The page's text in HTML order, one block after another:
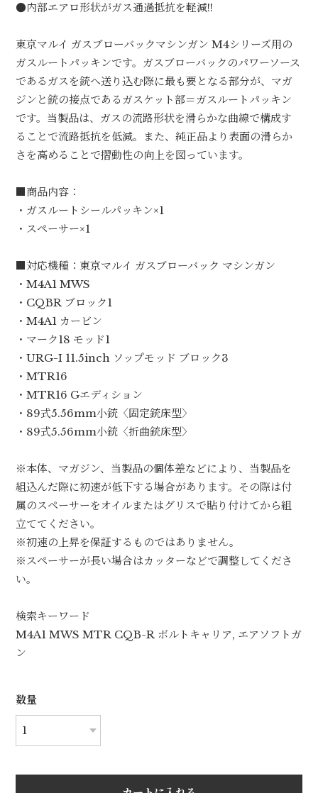
●内部エアロ形状がガス通過抵抗を軽減!!
東京マルイ ガスブローバックマシンガン M4シリーズ用の
ガスルートパッキンです。ガスブローバックのパワーソース
であるガスを銃へ送り込む際に最も要となる部分が、マガ
ジンと銃の接点であるガスケット部＝ガスルートパッキン
です。当製品は、ガスの流路形状を滑らかな曲線で構成す
ることで流路抵抗を低減。また、純正品より表面の滑らか
さを高めることで摺動性の向上を図っています。
■商品内容：
・ガスルートシールパッキン×1
・スペーサー×1
■対応機種：東京マルイ ガスブローバック マシンガン
・M4A1 MWS
・CQBR ブロック1
・M4A1 カービン
・マーク18 モッド1
・URG-I 11.5inch ソップモッド ブロック3
・MTR16
・MTR16 Gエディション
・89式5.56mm小銃〈固定銃床型〉
・89式5.56mm小銃〈折曲銃床型〉
※本体、マガジン、当製品の個体差などにより、当製品を
組込んだ際に初速が低下する場合があります。その際は付
属のスペーサーをオイルまたはグリスで貼り付けてから組
立ててください。
※初速の上昇を保証するものではありません。
※スペーサーが長い場合はカッターなどで調整してくださ
い。
検索キーワード
M4A1 MWS MTR CQB-R ボルトキャリア, エアソフトガ
ン
数量